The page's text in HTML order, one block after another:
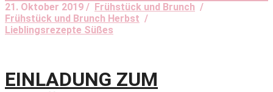
21. Oktober 2019 / Frühstück und Brunch /
Frühstück und Brunch Herbst /
Lieblingsrezepte Süßes
EINLADUNG ZUM